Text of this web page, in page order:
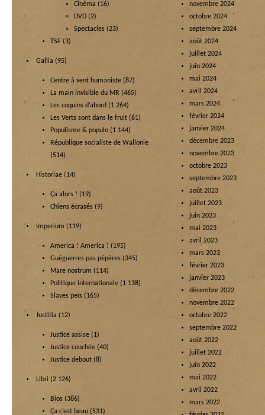
Cinéma (16)
DVD (2)
Spectacles (23)
TSF (3)
Gallia (95)
Centre à vent humaniste (87)
La main invisible du MR (465)
Les coquins d’abord (1 264)
Les Verts sont dans le fruit (61)
Populisme & populo (1 144)
République socialiste de Wallonie
(514)
Historiae (14)
Ça alors ! (19)
Chiens écrasés (9)
Imperium (119)
America ! America ! (195)
Guéguerres pas pépères (345)
Mare nostrum (114)
Politique internationale (1 138)
Slaves peïs (165)
Justitia (12)
Justice assise (1)
Justice couchée (40)
Justice debout (8)
Libri (2 126)
Bios (386)
Ça c’est beau (531)
novembre 2024
octobre 2024
septembre 2024
août 2024
juillet 2024
juin 2024
mai 2024
avril 2024
mars 2024
février 2024
janvier 2024
décembre 2023
novembre 2023
octobre 2023
septembre 2023
août 2023
juillet 2023
juin 2023
mai 2023
avril 2023
mars 2023
février 2023
janvier 2023
décembre 2022
novembre 2022
octobre 2022
septembre 2022
août 2022
juillet 2022
juin 2022
mai 2022
avril 2022
mars 2022